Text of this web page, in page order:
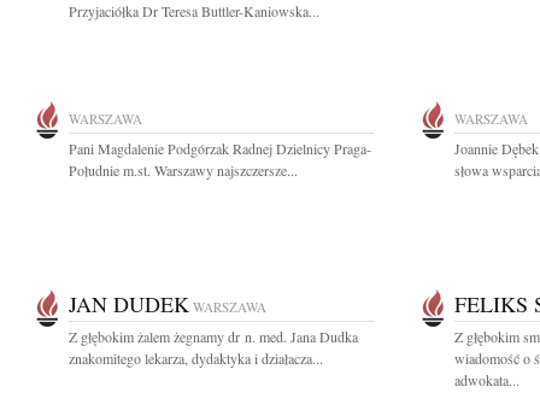
Przyjaciółka Dr Teresa Buttler-Kaniowska...
WARSZAWA
Pani Magdalenie Podgórzak Radnej Dzielnicy Praga-
Południe m.st. Warszawy najszczersze...
WARSZAWA
Joannie
słowa
JAN DUDEK WARSZAWA
Z głębokim żalem żegnamy dr n. med. Jana Dudka
znakomitego lekarza, dydaktyka i działacza...
FELIKS
Z głębokim
wiadomość o
adwokata...